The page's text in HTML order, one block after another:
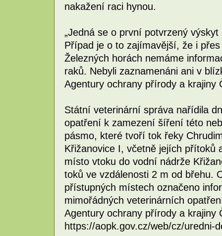
nakažení raci hynou.
„Jedná se o první potvrzený
Případ je o to zajímavější, že i
Železných horách nemáme
raků. Nebyli zaznamenáni ani v
Agentury ochrany přírody a krajiny
Státní veterinární správa nařídila
opatření k zamezení šíření této
pásmo, které tvoří tok řeky
Křižanovice I, včetně jejích přítoků
místo vtoku do vodní nádrže
toků ve vzdálenosti 2 m od břehu.
přístupných místech označeno
mimořádných veterinárních
Agentury ochrany přírody a krajiny
https://aopk.gov.cz/web/cz/uredni-